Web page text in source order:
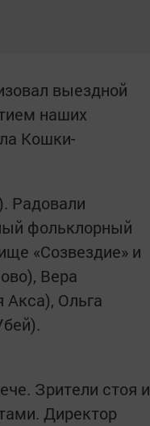
выездной
наших
Кошки-
Радовали
фольклорный
«Созвездие» и
Вера
Акса), Ольга
Зрители стоя и
Директор